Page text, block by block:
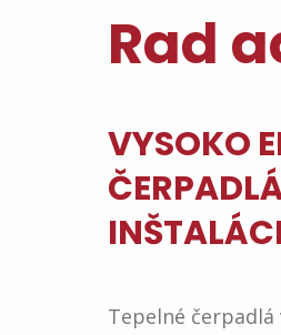
Rad
VYSOKO
Tepelné čerpadlá